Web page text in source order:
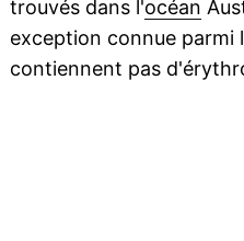
trouvés dans l'océan
exception connue parmi
contiennent pas